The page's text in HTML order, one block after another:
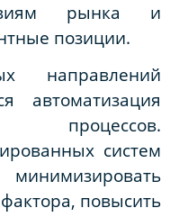
рынка и
позиции.
направлений
автоматизация
процессов.
систем
минимизировать
повысить